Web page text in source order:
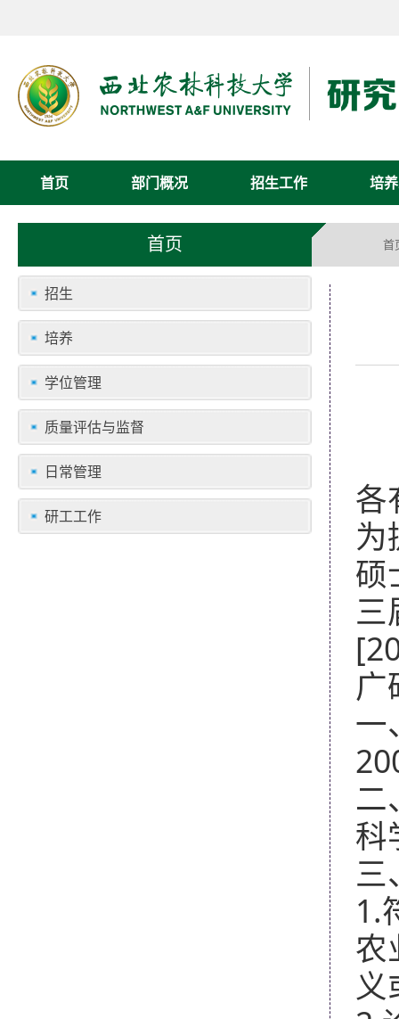
首页 部门概况 招生工作 培
首页 首
招生
培养
学位管理
质量评估与监督
日常管理
研工工作
各
为
硕
三
广
一
二
科
三
1.
农
义